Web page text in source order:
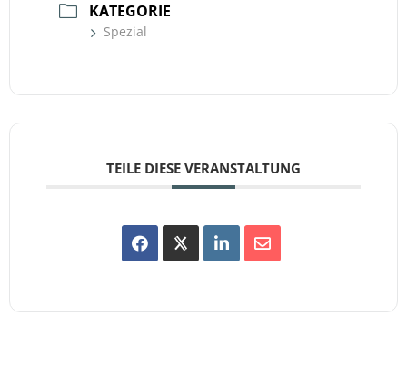
KATEGORIE
Spezial
TEILE DIESE VERANSTALTUNG